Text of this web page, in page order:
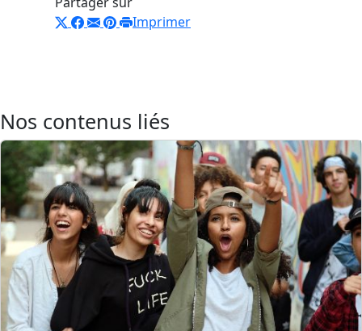
Imprimer
Nos contenus liés